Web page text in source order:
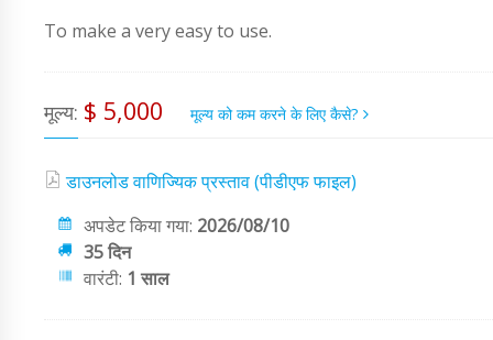
To make a very easy to use.
मूल्य: $ 5,000 मूल्य को कम करने के लिए कैसे?
डाउनलोड वाणिज्यिक प्रस्ताव (पीडीएफ फाइल)
अपडेट किया गया: 2026/08/10
35 दिन
वारंटी: 1 साल